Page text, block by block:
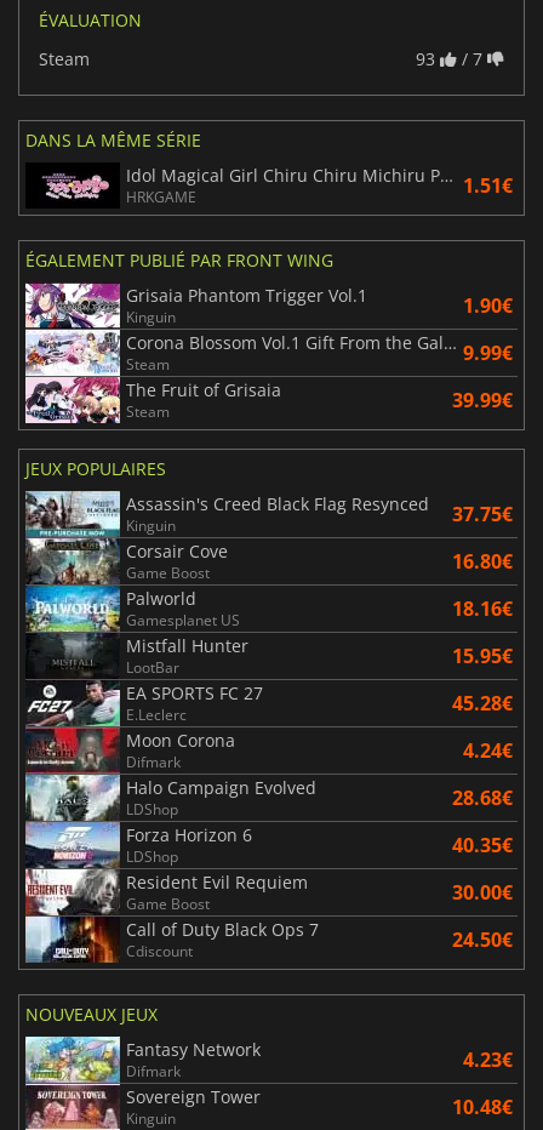
ÉVALUATION
Steam
93 / 7
DANS LA MÊME SÉRIE
Idol Magical Girl Chiru Chiru Michiru Part 2
HRKGAME 1.51€
ÉGALEMENT PUBLIÉ PAR FRONT WING
Grisaia Phantom Trigger Vol.1
Kinguin 1.90€
Corona Blossom Vol.1 Gift From the Galaxy
Steam 9.99€
The Fruit of Grisaia
Steam 39.99€
JEUX POPULAIRES
Assassin's Creed Black Flag Resynced
Kinguin 37.75€
Corsair Cove
Game Boost 16.80€
Palworld
Gamesplanet US 18.16€
Mistfall Hunter
LootBar 15.95€
EA SPORTS FC 27
E.Leclerc 45.28€
Moon Corona
Difmark 4.24€
Halo Campaign Evolved
LDShop 28.68€
Forza Horizon 6
LDShop 40.35€
Resident Evil Requiem
Game Boost 30.00€
Call of Duty Black Ops 7
Cdiscount 24.50€
NOUVEAUX JEUX
Fantasy Network
Difmark 4.23€
Sovereign Tower
Kinguin 10.48€